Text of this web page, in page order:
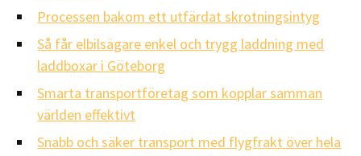
Processen bakom ett utfärdat skrotningsintyg
Så får elbilsägare enkel och trygg laddning med
laddboxar i Göteborg
Smarta transportföretag som kopplar samman
världen effektivt
Snabb och säker transport med flygfrakt över hela